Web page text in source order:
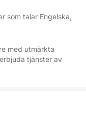
som talar Engelska,
med utmärkta
tjänster av